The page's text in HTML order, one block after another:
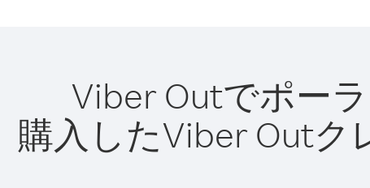
Viber Outでポー
購入したViber Outク